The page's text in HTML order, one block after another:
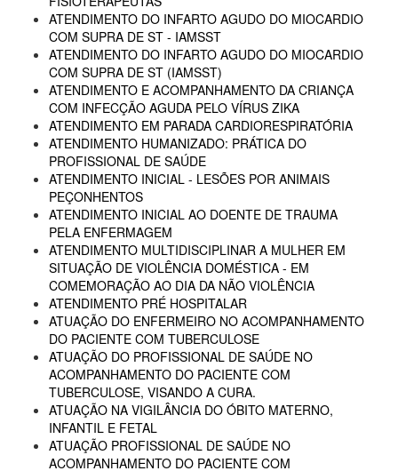
ATENDIMENTO DO INFARTO AGUDO DO MIOCARDIO
COM SUPRA DE ST - IAMSST
ATENDIMENTO DO INFARTO AGUDO DO MIOCARDIO
COM SUPRA DE ST (IAMSST)
ATENDIMENTO E ACOMPANHAMENTO DA CRIANÇA
COM INFECÇÃO AGUDA PELO VÍRUS ZIKA
ATENDIMENTO EM PARADA CARDIORESPIRATÓRIA
ATENDIMENTO HUMANIZADO: PRÁTICA DO
PROFISSIONAL DE SAÚDE
ATENDIMENTO INICIAL - LESÕES POR ANIMAIS
PEÇONHENTOS
ATENDIMENTO INICIAL AO DOENTE DE TRAUMA
PELA ENFERMAGEM
ATENDIMENTO MULTIDISCIPLINAR A MULHER EM
SITUAÇÃO DE VIOLÊNCIA DOMÉSTICA - EM
COMEMORAÇÃO AO DIA DA NÃO VIOLÊNCIA
ATENDIMENTO PRÉ HOSPITALAR
ATUAÇÃO DO ENFERMEIRO NO ACOMPANHAMENTO
DO PACIENTE COM TUBERCULOSE
ATUAÇÃO DO PROFISSIONAL DE SAÚDE NO
ACOMPANHAMENTO DO PACIENTE COM
TUBERCULOSE, VISANDO A CURA.
ATUAÇÃO NA VIGILÂNCIA DO ÓBITO MATERNO,
INFANTIL E FETAL
ATUAÇÃO PROFISSIONAL DE SAÚDE NO
ACOMPANHAMENTO DO PACIENTE COM